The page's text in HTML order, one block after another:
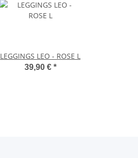
LEGGINGS LEO - ROSE L
39,90 € *